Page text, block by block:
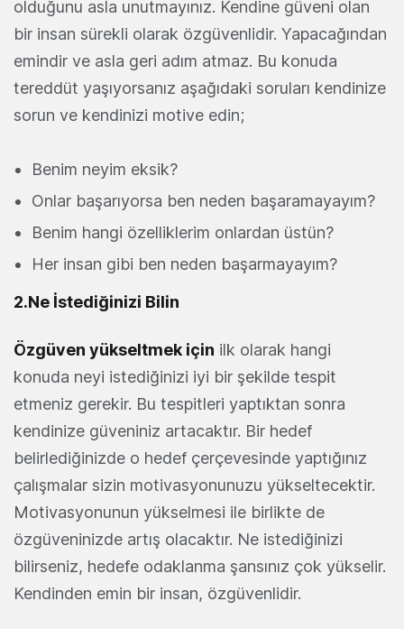
olduğunu asla unutmayınız. Kendine güveni olan
bir insan sürekli olarak özgüvenlidir. Yapacağından
emindir ve asla geri adım atmaz. Bu konuda
tereddüt yaşıyorsanız aşağıdaki soruları kendinize
sorun ve kendinizi motive edin;
Benim neyim eksik?
Onlar başarıyorsa ben neden başaramayayım?
Benim hangi özelliklerim onlardan üstün?
Her insan gibi ben neden başarmayayım?
2.Ne İstediğinizi Bilin
Özgüven yükseltmek için ilk olarak hangi
konuda neyi istediğinizi iyi bir şekilde tespit
etmeniz gerekir. Bu tespitleri yaptıktan sonra
kendinize güveniniz artacaktır. Bir hedef
belirlediğinizde o hedef çerçevesinde yaptığınız
çalışmalar sizin motivasyonunuzu yükseltecektir.
Motivasyonunun yükselmesi ile birlikte de
özgüveninizde artış olacaktır. Ne istediğinizi
bilirseniz, hedefe odaklanma şansınız çok yükselir.
Kendinden emin bir insan, özgüvenlidir.